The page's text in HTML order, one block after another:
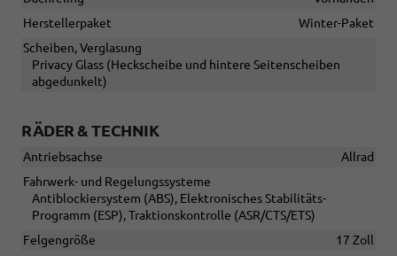
Herstellerpaket
Winter-Paket
Scheiben, Verglasung
Privacy Glass (Heckscheibe und hintere Seitenscheiben
abgedunkelt)
RÄDER & TECHNIK
Antriebsachse
Allrad
Fahrwerk- und Regelungssysteme
Antiblockiersystem (ABS), Elektronisches Stabilitäts-
Programm (ESP), Traktionskontrolle (ASR/CTS/ETS)
Felgengröße
17 Zoll